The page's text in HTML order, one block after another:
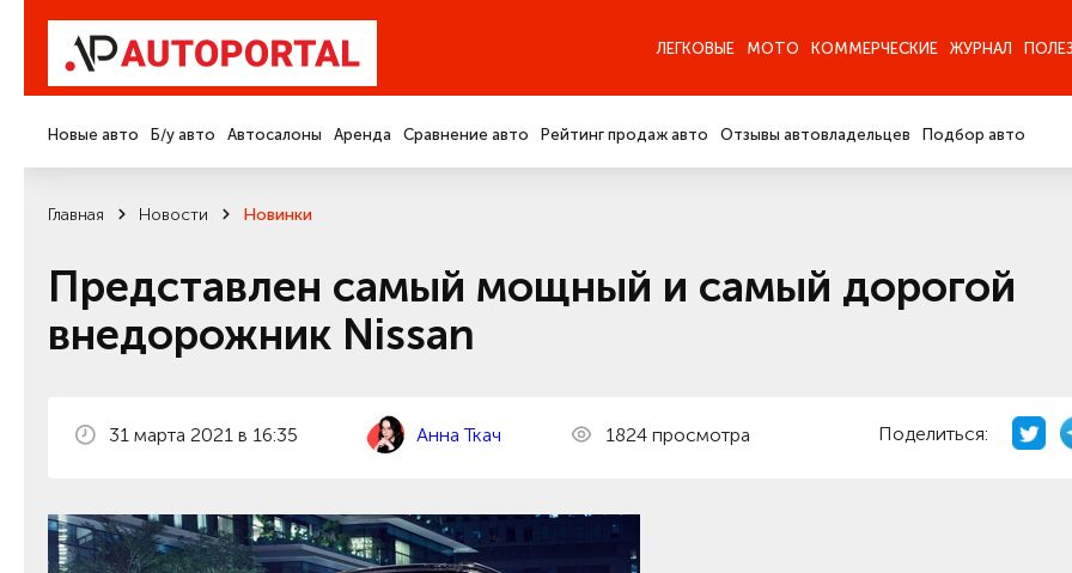
ЛЕГКОВЫЕ МОТО КОММЕРЧЕСКИЕ ЖУРНАЛ
Новые авто Б/у авто Автосалоны Аренда Сравнение авто Рейтинг продаж авто Отзывы автовладельцев Подбор авто
Главная Новости Новинки
Представлен самый мощный и самый дорогой
внедорожник Nissan
31 марта 2021 в 16:35 Анна Ткач 1824 просмотра Поделиться: